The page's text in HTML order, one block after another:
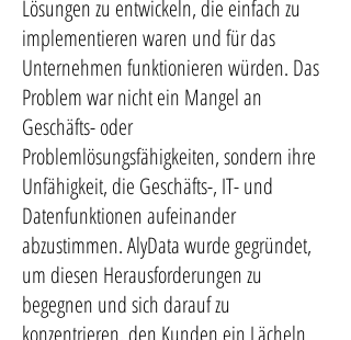
Lösungen zu entwickeln, die einfach zu
implementieren waren und für das
Unternehmen funktionieren würden. Das
Problem war nicht ein Mangel an
Geschäfts- oder
Problemlösungsfähigkeiten, sondern ihre
Unfähigkeit, die Geschäfts-, IT- und
Datenfunktionen aufeinander
abzustimmen. AlyData wurde gegründet,
um diesen Herausforderungen zu
begegnen und sich darauf zu
konzentrieren, den Kunden ein Lächeln